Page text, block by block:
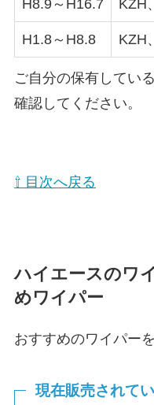
H8.9～H16.7 KZH
H1.8～H8.8 KZH
ご自分の保有してい
確認してください。
⇧ 目次へ戻る
ハイエースのワ
めワイパー
おすすめのワイパー
現在販売されて